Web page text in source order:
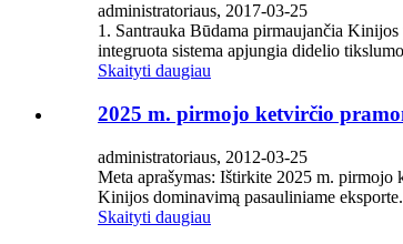
administratoriaus, 2017-03-25
1. Santrauka Būdama pirmaujančia
integruota sistema apjungia didelio
Skaityti daugiau
2025 m. pirmojo ketvirčio
administratoriaus, 2012-03-25
Meta aprašymas: Ištirkite 2025 m. pirmojo
Kinijos dominavimą pasauliniame
Skaityti daugiau